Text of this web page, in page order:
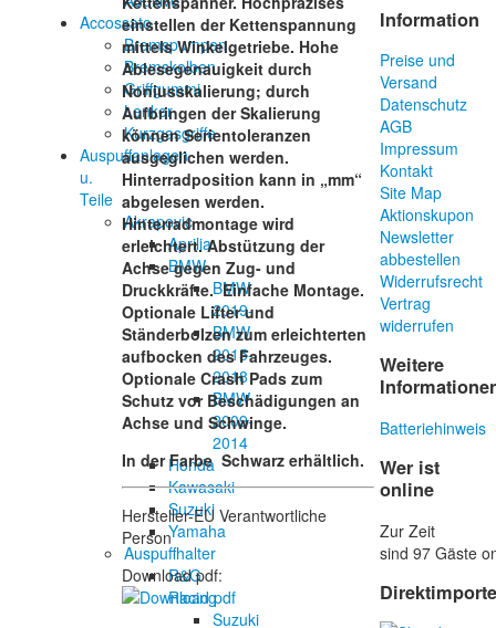
Accossato
Bremspumpen
Bremskolben
Griffgummi
Lenker
Kurzgasgriffe
Auspuffanlagen
u.
Teile
Akrapovic
Aprilia
BMW
BMW
2019-
BMW
2015-
2018
BMW
2009-
2014
Honda
Kawasaki
Suzuki
Yamaha
Auspuffhalter
R&G
Racing
Suzuki
einstellen der Kettenspannung
mittels Winkelgetriebe. Hohe
Ablesegenauigkeit durch
Noniusskalierung; durch
Aufbringen der Skalierung
können Serientoleranzen
ausgeglichen werden.
Hinterradposition kann in „mm“
abgelesen werden.
Hinterradmontage wird
erleichtert. Abstützung der
Achse gegen Zug- und
Druckkräfte. Einfache Montage.
Optionale Lifter und
Ständerbolzen zum erleichterten
aufbocken des Fahrzeuges.
Optionale Crash Pads zum
Schutz vor Beschädigungen an
Achse und Schwinge.
In der Farbe Schwarz erhältlich.
Hersteller-EU Verantwortliche
Person
Download pdf:
Information
Preise und
Versand
Datenschutz
AGB
Impressum
Kontakt
Site Map
Aktionskupon
Newsletter
abbestellen
Widerrufsrecht
Vertrag
widerrufen
Weitere
Batteriehinweis
Wer ist
online
Zur Zeit
sind 97 Gäste